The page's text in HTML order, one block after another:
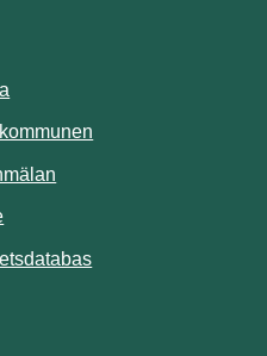
Länk till annan
Länk till annan webbplats.
Länk till annan
till annan webbplats.